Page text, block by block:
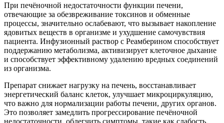
При печёночной недостаточности функции печени,
отвечающие за обезвреживание токсинов и обменные
процессы, значительно ослабевают, что вызывает накопление
ядовитых веществ в организме и ухудшение самочувствия
пациента. Инфузионный раствор с Реамберином способствует
поддержанию метаболизма, активизирует клеточное дыхание
и способствует эффективному удалению вредных соединений
из организма.
Препарат снижает нагрузку на печень, восстанавливает
энергетический баланс клеток, улучшает микроциркуляцию,
что важно для нормализации работы печени, других органов.
Это позволяет замедлить прогрессирование печёночной
недостаточности, облегчить симптомы, такие как слабость,